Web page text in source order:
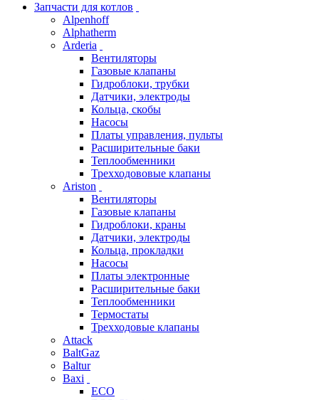
Запчасти для котлов
Alpenhoff
Alphatherm
Arderia
Вентиляторы
Газовые клапаны
Гидроблоки, трубки
Датчики, электроды
Кольца, скобы
Насосы
Платы управления, пульты
Расширительные баки
Теплообменники
Трехходововые клапаны
Ariston
Вентиляторы
Газовые клапаны
Гидроблоки, краны
Датчики, электроды
Кольца, прокладки
Насосы
Платы электронные
Расширительные баки
Теплообменники
Термостаты
Трехходовые клапаны
Attack
BaltGaz
Baltur
Baxi
ECO